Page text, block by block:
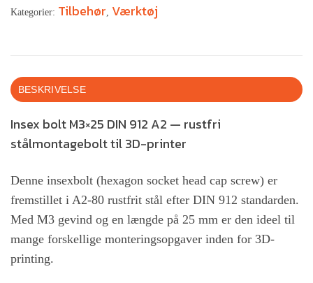
Kategorier: Tilbehør Værktøj
BESKRIVELSE
Insex bolt M3×25 DIN 912 A2 — rustfri
stålmontagebolt til 3D-printer
Denne insexbolt (hexagon socket head cap screw) er
fremstillet i A2-80 rustfrit stål efter DIN 912 standarden.
Med M3 gevind og en længde på 25 mm er den ideel til
mange forskellige monteringsopgaver inden for 3D-
printing.